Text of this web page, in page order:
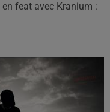
feat avec Kranium :